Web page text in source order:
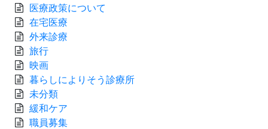
医療政策について
在宅医療
外来診療
旅行
映画
暮らしによりそう診療所
未分類
緩和ケア
職員募集